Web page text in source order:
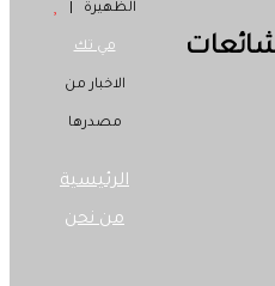
الظهيرة |
مي تك
الاخبار من
مصدرها
الرئيسية
من نحن